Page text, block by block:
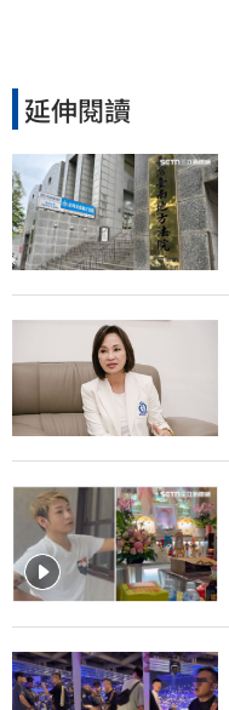
延伸閱讀